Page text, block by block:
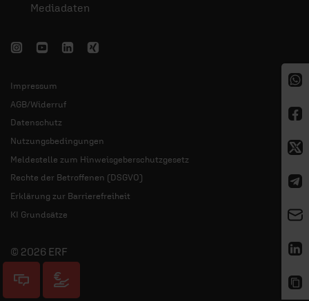
Mediadaten
Impressum
AGB/Widerruf
Datenschutz
Nutzungsbedingungen
Meldestelle zum Hinweisgeberschutzgesetz
Rechte der Betroffenen (DSGVO)
Erklärung zur Barrierefreiheit
KI Grundsätze
© 2026 ERF